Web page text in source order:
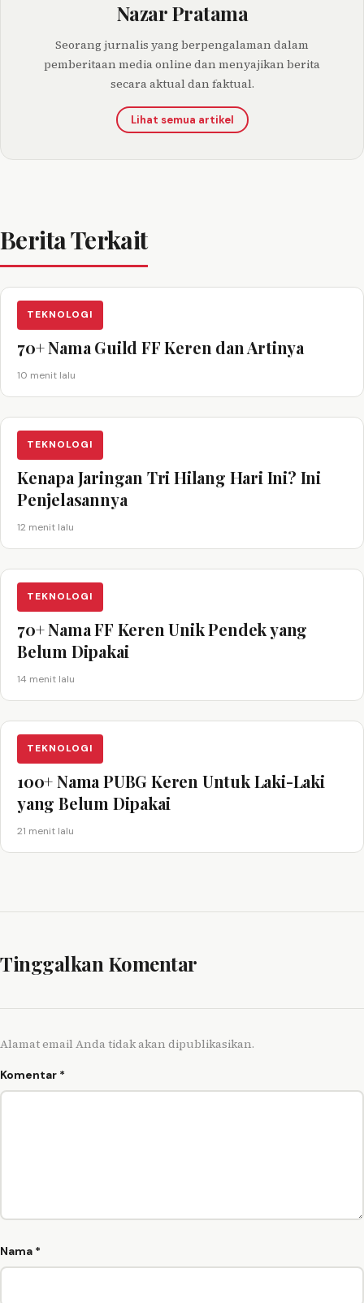
Nazar Pratama
Seorang jurnalis yang berpengalaman dalam
pemberitaan media online dan menyajikan berita
secara aktual dan faktual.
Lihat semua artikel
Berita Terkait
TEKNOLOGI
70+ Nama Guild FF Keren dan Artinya
10 menit lalu
TEKNOLOGI
Kenapa Jaringan Tri Hilang Hari Ini? Ini
Penjelasannya
12 menit lalu
TEKNOLOGI
70+ Nama FF Keren Unik Pendek yang
Belum Dipakai
14 menit lalu
TEKNOLOGI
100+ Nama PUBG Keren Untuk Laki-Laki
yang Belum Dipakai
21 menit lalu
Tinggalkan Komentar
Alamat email Anda tidak akan dipublikasikan.
Komentar *
Nama *